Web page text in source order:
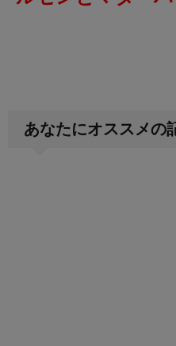
あなたにオススメの